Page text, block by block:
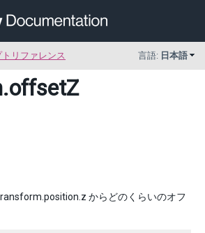
リファレンス 言語: 日本語
.offsetZ
からどのくらいのオフ